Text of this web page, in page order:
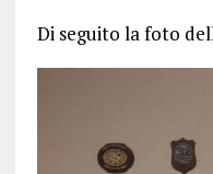
Di seguito la foto